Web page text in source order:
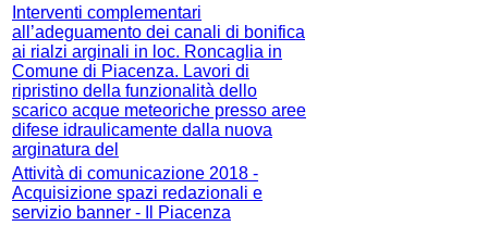
Interventi complementari
all’adeguamento dei canali di bonifica
ai rialzi arginali in loc. Roncaglia in
Comune di Piacenza. Lavori di
ripristino della funzionalità dello
scarico acque meteoriche presso aree
difese idraulicamente dalla nuova
arginatura del
Attività di comunicazione 2018 -
Acquisizione spazi redazionali e
servizio banner - Il Piacenza